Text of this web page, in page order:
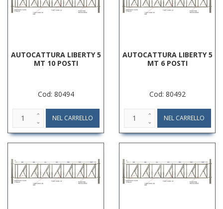
AUTOCATTURA LIBERTY 5
MT 10 POSTI
Cod: 80494
AUTOCATTURA LIBERTY 5
MT 6 POSTI
Cod: 80492